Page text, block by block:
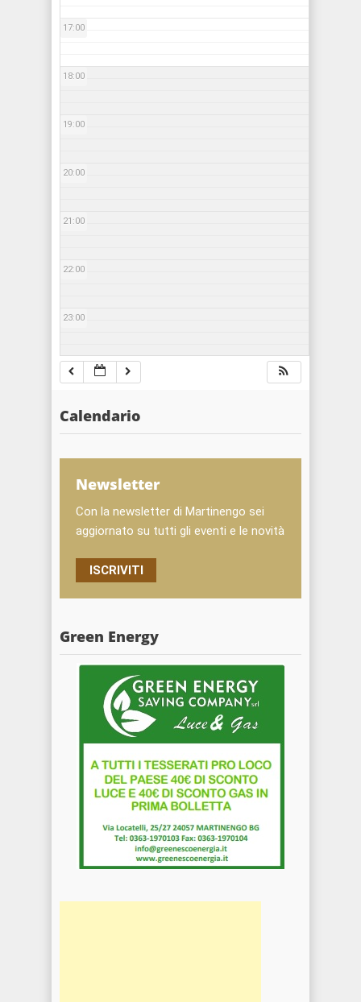
17:00
18:00
19:00
20:00
21:00
22:00
23:00
Calendario
Newsletter
Con la newsletter di Martinengo sei
aggiornato su tutti gli eventi e le novità
ISCRIVITI
Green Energy